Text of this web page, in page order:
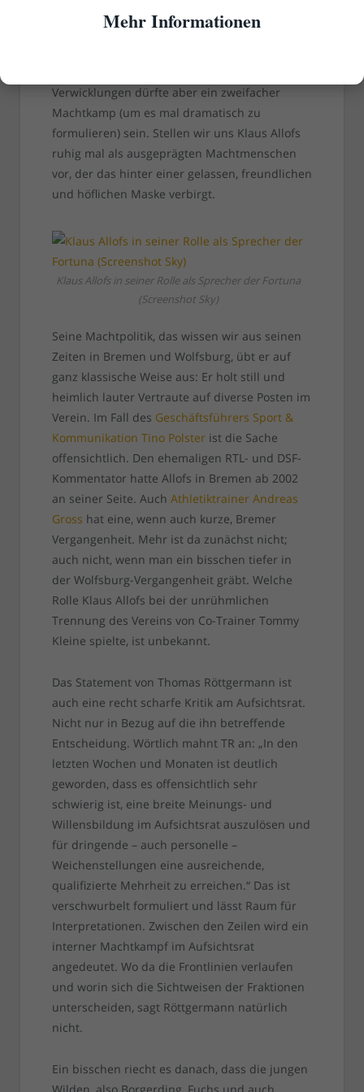
Allofs den Vorsitz abgelehnt hat, macht ihr mir
Verwicklungen dürfte aber ein zweifacher
Machtkamp (um es mal dramatisch zu
formulieren) sein. Stellen wir uns Klaus Allofs
ruhig mal als ausgeprägten Machtmenschen
vor, der das hinter einer gelassen, freundlichen
und höflichen Maske verbirgt.
Klaus Allofs in seiner Rolle als Sprecher der Fortuna
(Screenshot Sky)
Seine Machtpolitik, das wissen wir aus seinen
Zeiten in Bremen und Wolfsburg, übt er auf
ganz klassische Weise aus: Er holt still und
heimlich lauter Vertraute auf diverse Posten im
Verein. Im Fall des Geschäftsführers Sport &
Kommunikation Tino Polsterist die Sache
offensichtlich. Den ehemaligen RTL- und DSF-
Kommentator hatte Allofs in Bremen ab 2002
an seiner Seite. Auch Athletiktrainer Andreas
Gross hat eine, wenn auch kurze, Bremer
Vergangenheit. Mehr ist da zunächst nicht;
auch nicht, wenn man ein bisschen tiefer in
der Wolfsburg-Vergangenheit gräbt. Welche
Rolle Klaus Allofs bei der unrühmlichen
Trennung des Vereins von Co-Trainer Tommy
Kleine spielte, ist unbekannt.
Das Statement von Thomas Röttgermann ist
auch eine recht scharfe Kritik am Aufsichtsrat.
Nicht nur in Bezug auf die ihn betreffende
Entscheidung. Wörtlich mahnt TR an: „In den
letzten Wochen und Monaten ist deutlich
geworden, dass es offensichtlich sehr
schwierig ist, eine breite Meinungs- und
Willensbildung im Aufsichtsrat auszulösen und
für dringende – auch personelle –
Weichenstellungen eine ausreichende,
qualifizierte Mehrheit zu erreichen.“ Das ist
verschwurbelt formuliert und lässt Raum für
Interpretationen. Zwischen den Zeilen wird ein
interner Machtkampf im Aufsichtsrat
angedeutet. Wo da die Frontlinien verlaufen
und worin sich die Sichtweisen der Fraktionen
unterscheiden, sagt Röttgermann natürlich
nicht.
Ein bisschen riecht es danach, dass die jungen
Mehr Informationen